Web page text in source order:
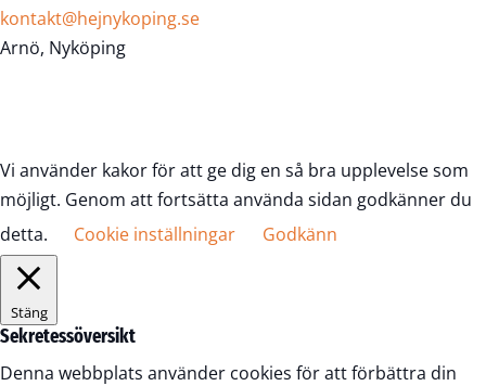
kontakt@hejnykoping.se
Arnö, Nyköping
Vi använder kakor för att ge dig en så bra upplevelse som
möjligt. Genom att fortsätta använda sidan godkänner du
detta.
Cookie inställningar Godkänn
Stäng
Sekretessöversikt
Denna webbplats använder cookies för att förbättra din